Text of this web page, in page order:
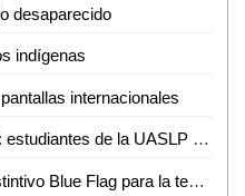
desaparecido
indígenas
internacionales
Innovación con impacto social: estudiantes de la UASLP crean plataforma para digitalizar servicios
Playa Miramar mantiene el Distintivo Blue Flag para la temporada 2026-2027